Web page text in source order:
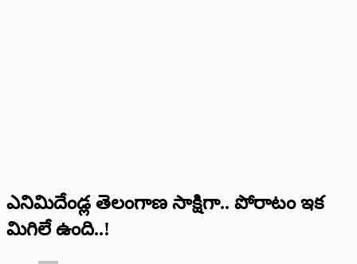
ఎనిమిదేండ్ల తెలంగాణ సాక్షిగా.. పోరాటం ఇక
మిగిలే ఉంది..!